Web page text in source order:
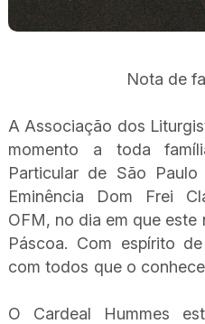
Nota de
A Associação dos
momento a toda
Particular de São
Eminência Dom Frei
OFM, no dia em que este
Páscoa. Com espírito
com todos que o
O Cardeal Hummes